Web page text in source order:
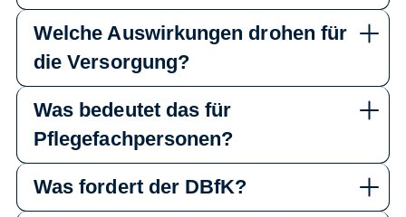
Welche Auswirkungen drohen für
die Versorgung?
Was bedeutet das für
Pflegefachpersonen?
Was fordert der DBfK?